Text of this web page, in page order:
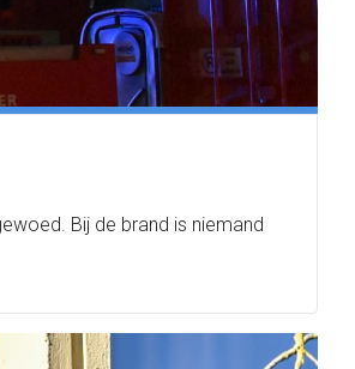
Bij de brand is niemand